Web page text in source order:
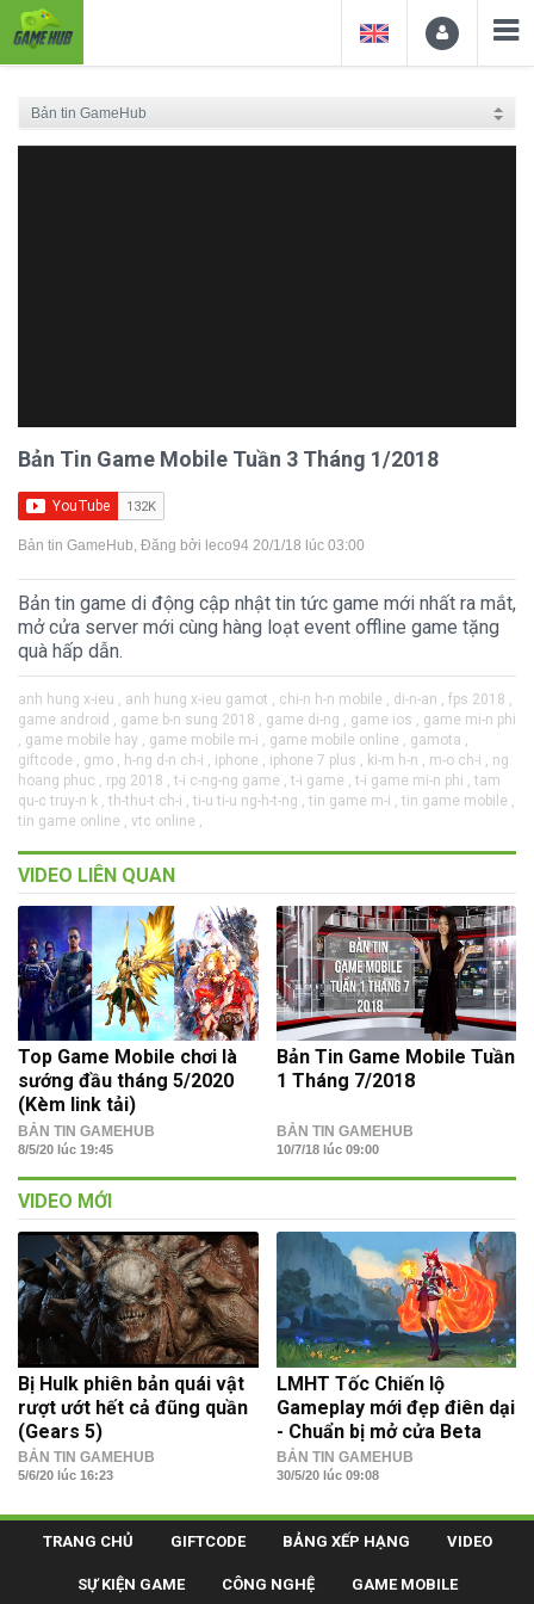
Bản Tin Game Mobile Tuần 3 Tháng 1/2018
Bản tin GameHub, Đăng bởi leco94 20/1/18 lúc 03:00
Bản tin game di động cập nhật tin tức game mới nhất ra mắt,
mở cửa server mới cùng hàng loạt event offline game tặng
quà hấp dẫn.
anh hung x-ieu , anh hung x-ieu gamot , chi-n h-n mobile , di-n-an , fps 2018 ,
game android , game b-n sung 2018 , game di-ng , game ios , game mi-n phi
, game mobile hay , game mobile m-i , game mobile online , gamota ,
giftcode , gmo , h-ng d-n ch-i , iphone , iphone 7 plus , ki-m h-n , m-o ch-i , ng
hoang phuc , rpg 2018 , t-i c-ng-ng game , t-i game , t-i game mi-n phi , tam
qu-c truy-n k , th-thu-t ch-i , ti-u ti-u ng-h-t-ng , tin game m-i , tin game mobile ,
tin game online , vtc online ,
VIDEO LIÊN QUAN
Top Game Mobile chơi là
sướng đầu tháng 5/2020
(Kèm link tải)
BẢN TIN GAMEHUB
8/5/20 lúc 19:45
Bản Tin Game Mobile Tuần
1 Tháng 7/2018
BẢN TIN GAMEHUB
10/7/18 lúc 09:00
VIDEO MỚI
Bị Hulk phiên bản quái vật
rượt ướt hết cả đũng quần
(Gears 5)
BẢN TIN GAMEHUB
5/6/20 lúc 16:23
LMHT Tốc Chiến lộ
Gameplay mới đẹp điên dại
- Chuẩn bị mở cửa Beta
BẢN TIN GAMEHUB
30/5/20 lúc 09:08
TRANG CHỦ GIFTCODE BẢNG XẾP HẠNG VIDEO
SỰ KIỆN GAME CÔNG NGHỆ GAME MOBILE